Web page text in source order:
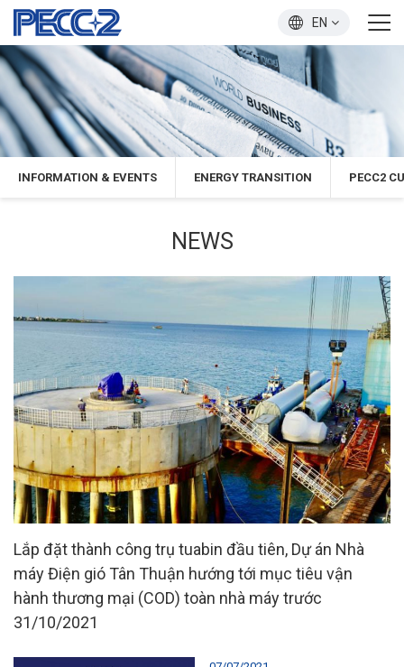
EN
INFORMATION & EVENTS ENERGY TRANSITION PECC2
NEWS
Lắp đặt thành công trụ tuabin đầu tiên, Dự án Nhà
máy Điện gió Tân Thuận hướng tới mục tiêu vận
hành thương mại (COD) toàn nhà máy trước
31/10/2021